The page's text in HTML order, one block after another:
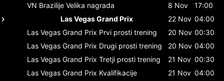
VN Brazilije Velika nagrada 8 Nov
17:00
Las Vegas Grand Prix
22 Nov 04:00
Las Vegas Grand Prix Prvi prosti trening 20 Nov 00:30
Las Vegas Grand Prix Drugi prosti trening 20 Nov 04:00
Las Vegas Grand Prix Tretji prosti trening 21 Nov 00:30
Las Vegas Grand Prix Kvalifikacije 21 Nov 04:00